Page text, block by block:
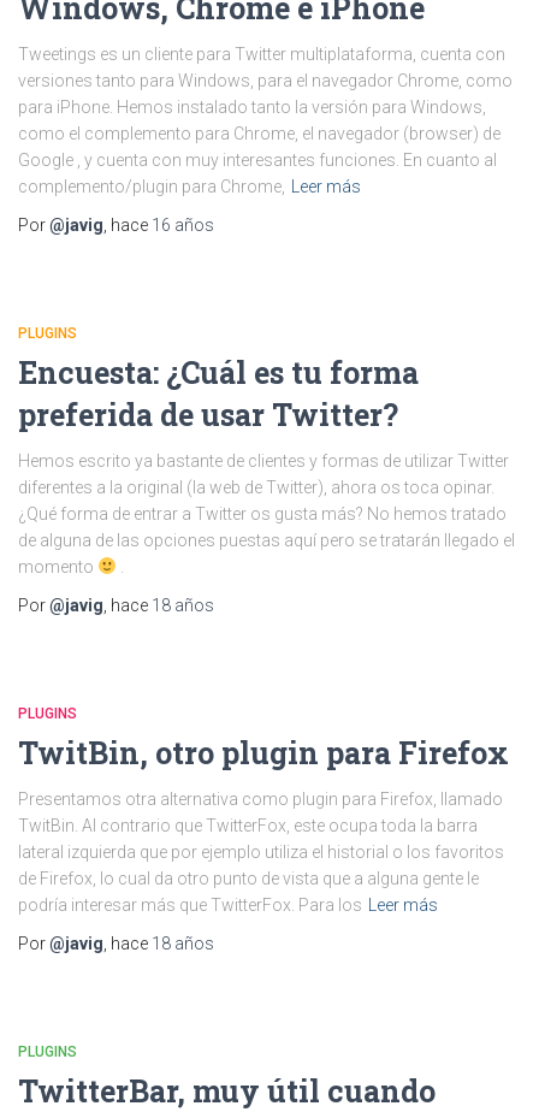
Tweetings es un cliente para Twitter multiplataforma, cuenta con
versiones tanto para Windows, para el navegador Chrome, como
para iPhone. Hemos instalado tanto la versión para Windows,
como el complemento para Chrome, el navegador (browser) de
Google , y cuenta con muy interesantes funciones. En cuanto al
complemento/plugin para Chrome,
Leer más
Por@javig , hace 16 años
PLUGINS
Encuesta: ¿Cuál es tu forma
preferida de usar Twitter?
Hemos escrito ya bastante de clientes y formas de utilizar Twitter
diferentes a la original (la web de Twitter), ahora os toca opinar.
¿Qué forma de entrar a Twitter os gusta más? No hemos tratado
de alguna de las opciones puestas aquí pero se tratarán llegado el
momento
Por@javig , hace 18 años
PLUGINS
TwitBin, otro plugin para Firefox
Presentamos otra alternativa como plugin para Firefox, llamado
TwitBin. Al contrario que TwitterFox, este ocupa toda la barra
lateral izquierda que por ejemplo utiliza el historial o los favoritos
de Firefox, lo cual da otro punto de vista que a alguna gente le
podría interesar más que TwitterFox. Para los
Leer más
Por@javig , hace 18 años
PLUGINS
TwitterBar, muy útil cuando